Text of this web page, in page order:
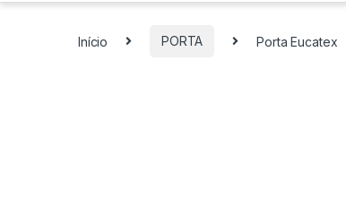
Início PORTA Porta Eucatex